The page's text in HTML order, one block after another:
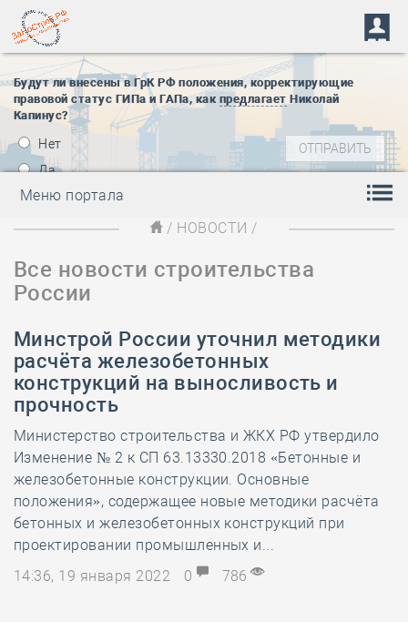
Будут ли внесены в ГрК РФ положения, корректирующие
правовой статус ГИПа и ГАПа, как предлагает Николай
Капинус?
Нет
Да
Меню портала
/ НОВОСТИ /
Все новости строительства
России
Минстрой России уточнил методики
расчёта железобетонных
конструкций на выносливость и
прочность
Министерство строительства и ЖКХ РФ утвердило
Изменение № 2 к СП 63.13330.2018 «Бетонные и
железобетонные конструкции. Основные
положения», содержащее новые методики расчёта
бетонных и железобетонных конструкций при
проектировании промышленных и...
14:36, 19 января 2022
0 786